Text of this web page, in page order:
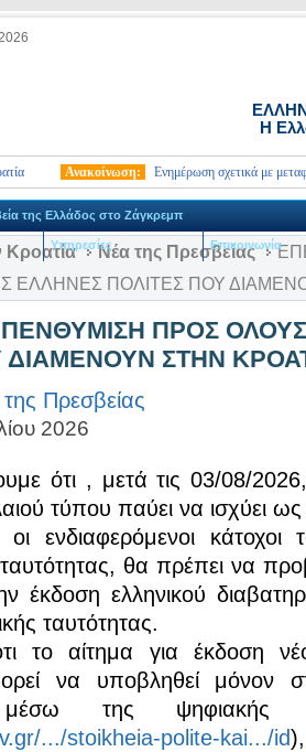
Η
Ανακοίνωση: Ενημέρωση σχετικά με
της Ελλάδος στο Ζάγκρεμπ
Υπηρεσίες Επικοινωνία
Νέα της Πρεσβείας
ΕΛΛΗΝΕΣ ΠΟΛΙΤΕΣ ΠΟΥ
ΠΡΟΣ
ΔΙΑΜΕΝΟΥΝ ΣΤΗΝ
Πρεσβείας
2026
ότι , μετά τις 03/08/
τύπου παύει να ισχύει ως
ενδιαφερόμενοι
θα πρέπει να
έκδοση ελληνικού
ταυτότητας.
το αίτημα για έκδοση
να υποβληθεί μόνον
μέσω της ψηφιακής
.../stoikheia-polite-kai.../id